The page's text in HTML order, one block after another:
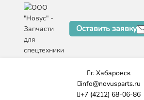
Оставить заявку
г. Хабаровск
info@novusparts.ru
+7 (4212) 68-06-86